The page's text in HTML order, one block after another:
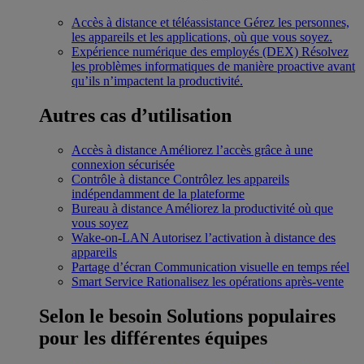
Accès à distance et téléassistance Gérez les personnes,
les appareils et les applications, où que vous soyez.
Expérience numérique des employés (DEX) Résolvez
les problèmes informatiques de manière proactive avant
qu’ils n’impactent la productivité.
Autres cas d’utilisation
Accès à distance Améliorez l’accès grâce à une
connexion sécurisée
Contrôle à distance Contrôlez les appareils
indépendamment de la plateforme
Bureau à distance Améliorez la productivité où que
vous soyez
Wake-on-LAN Autorisez l’activation à distance des
appareils
Partage d’écran Communication visuelle en temps réel
Smart Service Rationalisez les opérations après-vente
Selon le besoin Solutions populaires
pour les différentes équipes